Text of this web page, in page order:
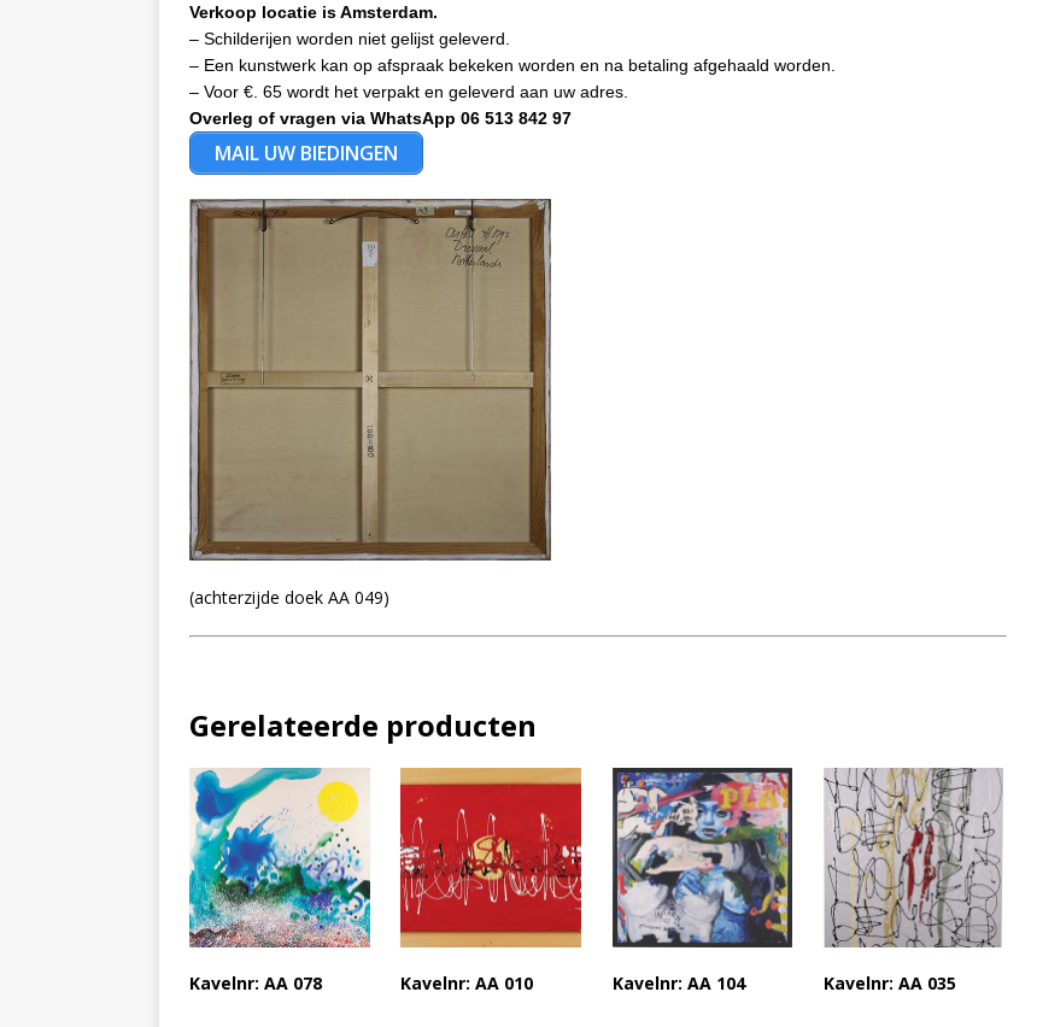
Verkoop locatie is Amsterdam.
– Schilderijen worden niet gelijst geleverd.
– Een kunstwerk kan op afspraak bekeken worden en na betaling afgehaald worden.
– Voor €. 65 wordt het verpakt en geleverd aan uw adres.
Overleg of vragen via WhatsApp 06 513 842 97
MAIL UW BIEDINGEN
(achterzijde doek AA 049)
Gerelateerde producten
Kavelnr: AA 078 Kavelnr: AA 010 Kavelnr: AA 104 Kavelnr: AA 035